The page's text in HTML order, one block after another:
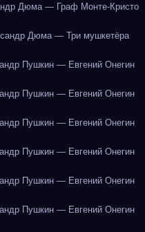
Дюма — Граф Монте-Кристо
Дюма — Три мушкетёра
Пушкин — Евгений Онегин
Пушкин — Евгений Онегин
Пушкин — Евгений Онегин
Пушкин — Евгений Онегин
Пушкин — Евгений Онегин
Пушкин — Евгений Онегин